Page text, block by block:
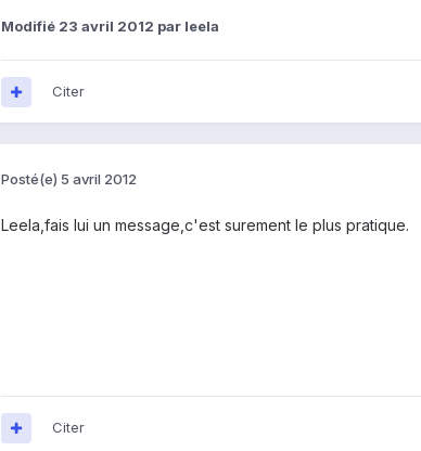
Modifié 23 avril 2012 par leela
Citer
Posté(e) 5 avril 2012
Leela,fais lui un message,c'est surement le plus pratique.
Citer